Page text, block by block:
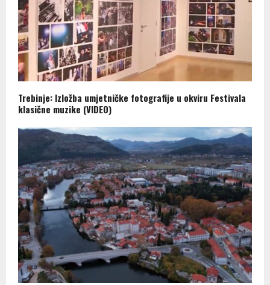
Trebinje: Izložba umjetničke fotografije u okviru Festivala
klasične muzike (VIDEO)